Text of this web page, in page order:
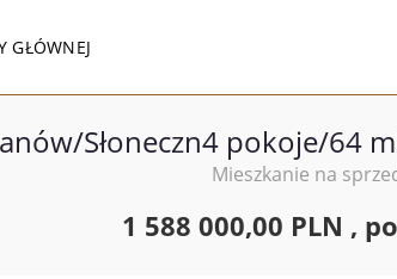
GŁÓWNEJ
Słoneczn4 pokoje/64
Mieszkanie na
1 588 000,00 PLN ,